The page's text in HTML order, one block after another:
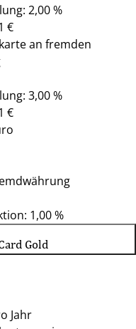
2,00 %
€
an fremden
3,00 %
€
1,00 %
Gold
Jahr